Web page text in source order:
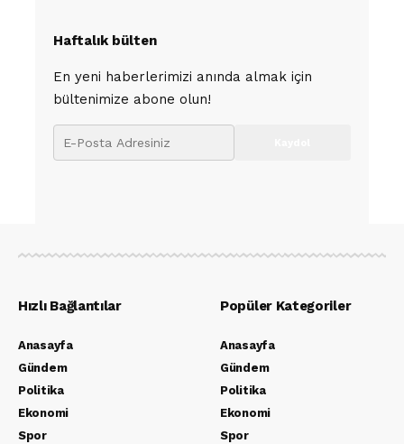
Haftalık bülten
En yeni haberlerimizi anında almak için
bültenimize abone olun!
Hızlı Bağlantılar
Anasayfa
Gündem
Politika
Ekonomi
Spor
Popüler Kategoriler
Anasayfa
Gündem
Politika
Ekonomi
Spor